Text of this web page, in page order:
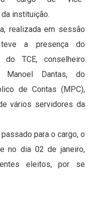
instituição.
realizada em sessão
a presença do
do TCE, conselheiro
Manoel Dantas, do
de Contas (MPC),
vários servidores da
para o cargo, o
no dia 02 de janeiro,
eleitos, por se